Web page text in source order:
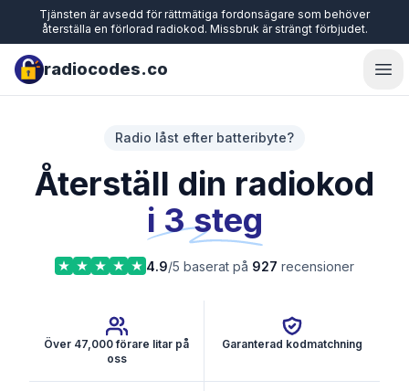
Tjänsten är avsedd för rättmätiga fordonsägare som behöver
återställa en förlorad radiokod. Missbruk är strängt förbjudet.
radiocodes.co
Radio låst efter batteribyte?
Återställ din radiokod
i 3 steg
4.9/5 baserat på 927 recensioner
Över 47,000 förare litar på
oss
Garanterad kodmatchning